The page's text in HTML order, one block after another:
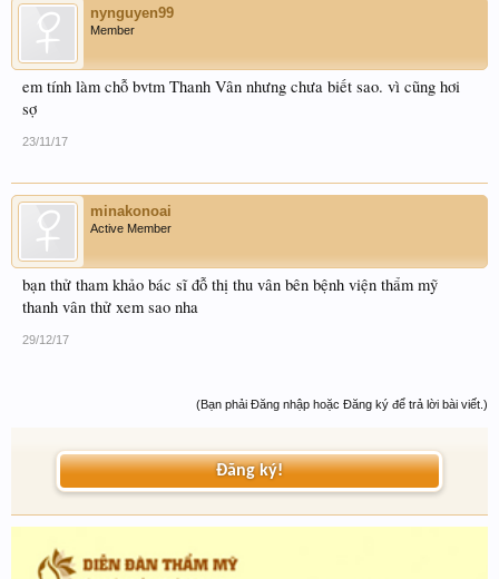
nynguyen99
Member
em tính làm chỗ bvtm Thanh Vân nhưng chưa biết sao. vì cũng hơi
sợ
23/11/17
minakonoai
Active Member
bạn thử tham khảo bác sĩ đỗ thị thu vân bên bệnh viện thẩm mỹ
thanh vân thử xem sao nha
29/12/17
(Bạn phải Đăng nhập hoặc Đăng ký để trả lời bài viết.)
Đăng ký!